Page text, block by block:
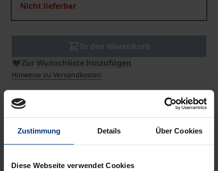
Zustimmung Details Über Cookies
Diese Webseite verwendet Cookies
Nicht lieferbar
Zur Wunschliste hinzufügen
Hinweise zu Versandkosten
andauernden Dynamik enorme Chancen für die